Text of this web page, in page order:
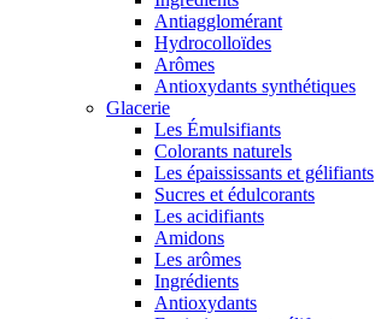
Antiagglomérant
Hydrocolloïdes
Arômes
Antioxydants synthétiques
Glacerie
Les Émulsifiants
Colorants naturels
Les épaississants et gélifiants
Sucres et édulcorants
Les acidifiants
Amidons
Les arômes
Ingrédients
Antioxydants